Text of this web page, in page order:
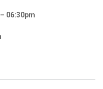
06:30pm